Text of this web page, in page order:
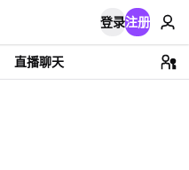
登录注册
直播聊天